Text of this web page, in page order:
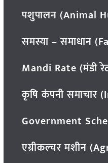
पशुपालन (Animal
समस्या – समाधान
Mandi Rate (मंडी
कृषि कंपनी समाचार
Government
एग्रीकल्चर मशीन